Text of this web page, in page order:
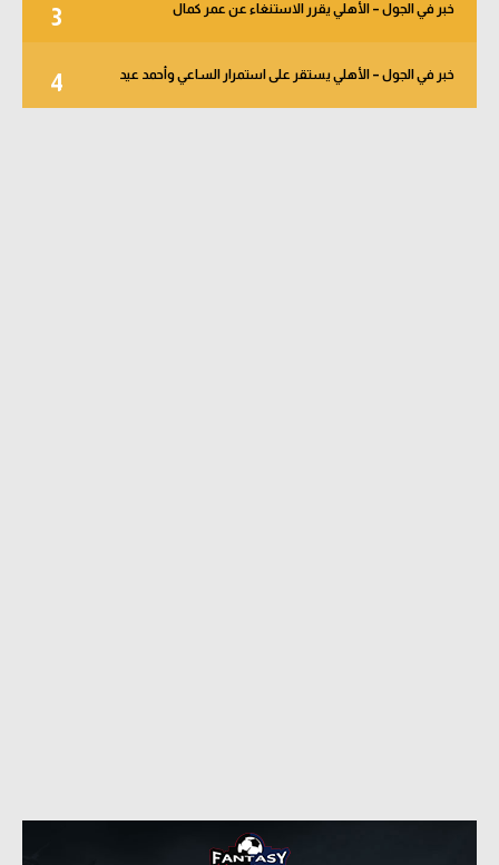
3 خبر في الجول – الأهلي يقرر الاستنغاء عن عمر كمال
4 خبر في الجول – الأهلي يستقر على استمرار الساعي وأحمد عيد